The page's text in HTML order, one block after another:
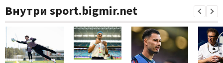
Внутри sport.bigmir.net